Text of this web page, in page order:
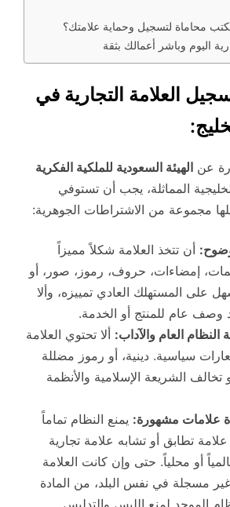
محاماة لتسجيل وحماية علامتك؟
اليوم وباشر أعمالك بثقة
العلامة التجارية في
عن الهيئة السعودية للملكية الفكرية
المماثلة، يجب أن تستوفي
مجموعة من الاشتراطات الجوهرية:
أن تتخذ العلامة شكلاً مميزاً
إمضاءات، حروف، رموز، صور، أو
على المستهلك العادي تمييزه، وألا
وصف عام للمنتج أو الخدمة.
العام والآداب: ألا تحتوي العلامة
سياسية. دينية، أو رموز مضللة
تخالف الشريعة الإسلامية والأنظمة
علامات مشهورة: يمنع النظام تماماً
تطابق أو تشابه علامة تجارية
أو محلياً. حتى وإن كانت العلامة
مسجلة في نفس البلد، من المادة